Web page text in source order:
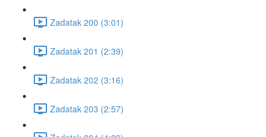
Zadatak 200 (3:01)
Zadatak 201 (2:39)
Zadatak 202 (3:16)
Zadatak 203 (2:57)